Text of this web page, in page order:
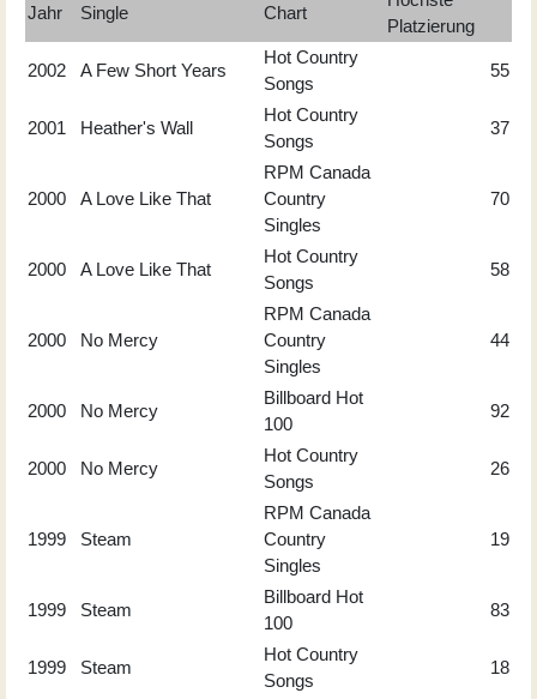
Jahr Single Chart
Platzierung
2002 A Few Short Years
Hot Country
Songs
55
2001 Heather's Wall
Hot Country
Songs
37
2000 A Love Like That
RPM Canada
Country
Singles
70
2000 A Love Like That
Hot Country
Songs
58
2000 No Mercy
RPM Canada
Country
Singles
44
2000 No Mercy
Billboard Hot
100
92
2000 No Mercy
Hot Country
Songs
26
1999 Steam
RPM Canada
Country
Singles
19
1999 Steam
Billboard Hot
100
83
1999 Steam
Hot Country
Songs
18